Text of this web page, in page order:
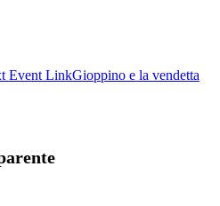
Event LinkGioppino e la vendetta